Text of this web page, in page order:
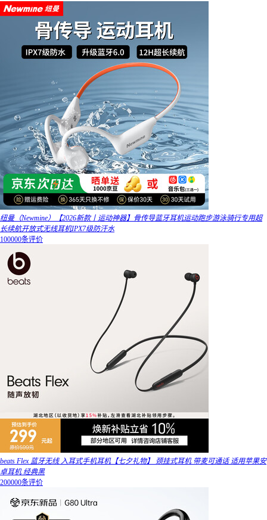
纽曼（Newmine）【2026新款丨运动神器】骨传导蓝牙耳机运动跑步游泳骑行专用超
长续航开放式无线耳机IPX7级防汗水
100000条评价
beats Flex 蓝牙无线 入耳式手机耳机【七夕礼物】 颈挂式耳机 带麦可通话 适用苹果安
卓耳机 经典黑
200000条评价